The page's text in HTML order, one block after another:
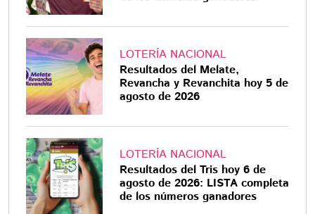
LOTERÍA NACIONAL
Resultados del Melate,
Revancha y Revanchita hoy 5 de
agosto de 2026
LOTERÍA NACIONAL
Resultados del Tris hoy 6 de
agosto de 2026: LISTA completa
de los números ganadores